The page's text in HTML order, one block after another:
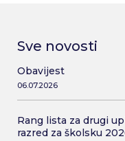
Sve novosti
Obavijest
06.07.2026
Rang lista za drugi
razred za školsku